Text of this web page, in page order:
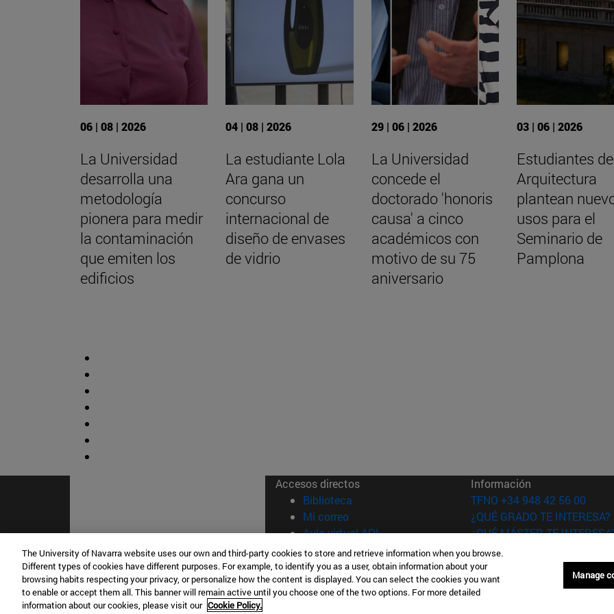
06 | 08 | 2026
La Universidad
desarrolla una
metodología
pionera para medir
la contaminación
que emiten los
edificios
04 | 08 | 2026
La estudiante Lola
Ara gana un
concurso
internacional de
diseño de envases
de vidrio
29 | 06 | 2026
La Universidad
concede el
doctorado 'honoris
causa' a cinco
académicos con
motivo de su 75
aniversario
03 | 06 | 2026
Estudiantes de
Arquitectura
plantean
usos para el
Seminario de
Pamplona
Accesos directos
Biblioteca (abre en nueva ventana)
Mi correo(abre en nueva ventana)
Aula virtual ADI(abre en nueva ventana)
Búsqueda de personas(abre en nueva ventana)
Trabaja con nosotros(abre en nueva ventana)
Información
TFNO +34 948 42 56 00
¿QUÉ GRADO TE INTERESA?
¿QUÉ MÁSTER TE
© Universidad de
Información legal
The University of Navarra website uses our own and third-party cookies to store and retrieve information when you browse.
Different types of cookies have different purposes. For example, to identify you as a user, obtain information about your
browsing habits respecting your privacy, or personalize how the content is displayed. You can select the cookies you want
to enable or accept them all. This banner will remain active until you choose one of the two options. For more detailed
information about our cookies, please visit our Cookie Policy.
Manage